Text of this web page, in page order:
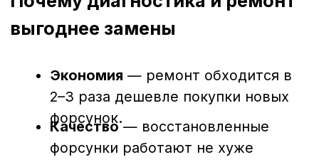
двигателя и несвоевременная замена
фильтров могут привести к износу или
поломке форсунок. Несвоевременная
повышенным расходом топлива;
потерей мощности;
нестабильной работой двигателя;
будущем.